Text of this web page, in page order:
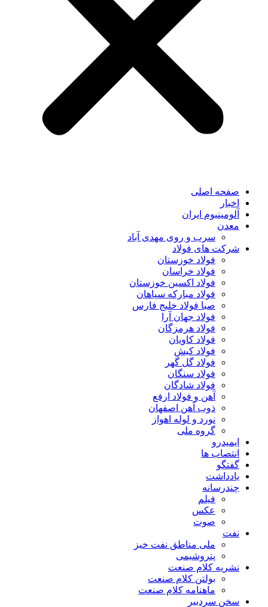
صفحه اصلی
اخبار
آلومینیوم ایران
معدن
سرب و روی مهدی آباد
شرکت های فولاد
فولاد خوزستان
فولاد خراسان
فولاد اکسین خوزستان
فولاد مبارکه سپاهان
صبا فولاد خلیج فارس
فولاد جهان آرا
فولاد هرمزگان
فولاد کاویان
فولاد کیش
فولاد گل گهر
فولاد سنگان
فولاد شادگان
آهن و فولاد ارفع
ذوب آهن اصفهان
نورد و لوله اهواز
گروه ملی
ایمیدرو
انتصاب ها
گفتگو
یادداشت
چندرسانه
فیلم
عکس
صوت
نفت
ملی مناطق نفت خیز
پتروشیمی
نشریه کلام صنعت
بولتن کلام صنعت
ماهنامه کلام صنعت
سخن سردبیر